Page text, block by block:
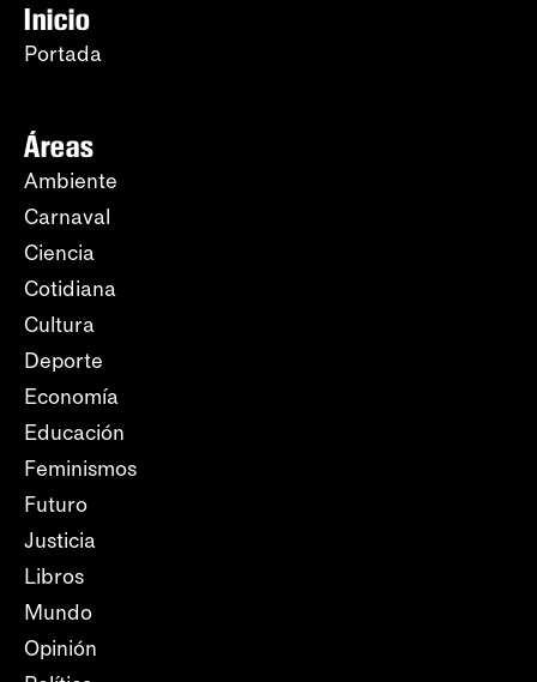
Inicio
Portada
Áreas
Ambiente
Carnaval
Ciencia
Cotidiana
Cultura
Deporte
Economía
Educación
Feminismos
Futuro
Justicia
Libros
Mundo
Opinión